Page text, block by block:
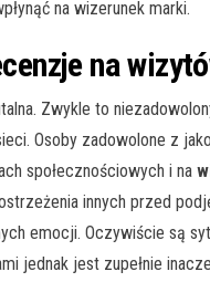
na wizerunek marki.
na
Zwykle to
Osoby zadowolone z
społecznościowych i na
innych przed
emocji. Oczywiście są
jednak jest zupełnie